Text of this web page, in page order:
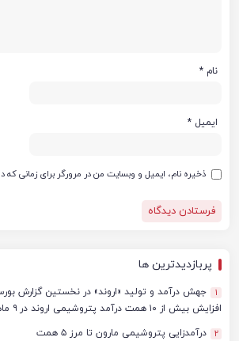
نام *
ایمیل *
ذخیره نام، ایمیل و وبسایت من در مرورگر برای زمانی که
پربازدیدترین ها
1
جهش درآمد و تولید «اروند» در نخستین گزارش
افزایش بیش از ۱۰ همت درآمد پتروشیمی اروند در ۹ ماهه ۱۴۰۴
2 درآمدزایی پتروشیمی مارون تا مرز ۵ همت